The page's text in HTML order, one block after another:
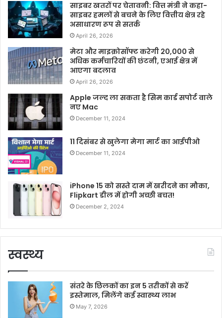
साइबर खतरों पर चेतावनी: वित्त मंत्री ने कहा-
साइबर हमलों से बचने के लिए वित्तीय क्षेत्र रहे
असाधारण रूप से सतर्क
April 26, 2026
मेटा और माइक्रोसॉफ्ट करेगी 20,000 से
अधिक कर्मचारियों की छंटनी, एआई क्षेत्र में
आएगा बदलाव
April 26, 2026
Apple जल्द ला सकता है सिम कार्ड सपोर्ट वाले
नए Mac
December 11, 2024
11 दिसंबर से खुलेगा मेगा मार्ट का आईपीओ
December 11, 2024
iPhone 15 को सस्ते दाम में खरीदने का मौका,
Flipkart डील में होगी अच्छी बचत!
December 2, 2024
स्वस्थ्य
संतरे के छिलकों का इन 5 तरीकों से करें
इस्तेमाल, मिलेंगे कई स्वास्थ्य लाभ
May 7, 2026